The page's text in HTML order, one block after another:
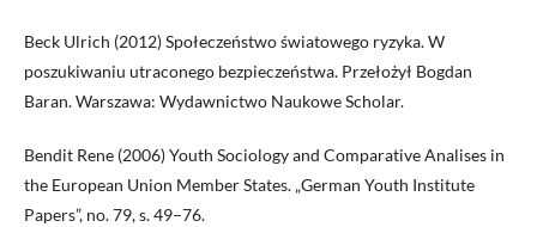
Beck Ulrich (2012) Społeczeństwo światowego ryzyka. W
poszukiwaniu utraconego bezpieczeństwa. Przełożył Bogdan
Baran. Warszawa: Wydawnictwo Naukowe Scholar.
Bendit Rene (2006) Youth Sociology and Comparative Analises in
the European Union Member States. „German Youth Institute
Papers”, no. 79, s. 49–76.